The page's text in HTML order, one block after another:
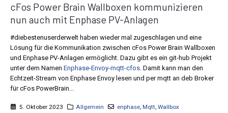
cFos Power Brain Wallboxen kommunizieren
nun auch mit Enphase PV-Anlagen
#diebestenuserderwelt haben wieder mal zugeschlagen und eine
Lösung für die Kommunikation zwischen cFos Power Brain Wallboxen
und Enphase PV-Anlagen ermöglicht. Dazu gibt es ein git-hub Projekt
unter dem Namen Enphase-Envoy-mqtt-cfos. Damit kann man den
Echtzeit-Stream von Enphase Envoy lesen und per mqtt an deb Broker
für cFos PowerBrain...
5. Oktober 2023 Allgemein enphase,Mqtt,Wallbox